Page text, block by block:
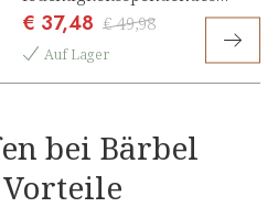
Hyaluron
€ 37,48 € 49,98
Auf Lager
bei Bärbel